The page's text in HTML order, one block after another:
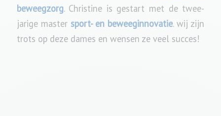
beweegzorg. Christine is gestart met de twee-
jarige master sport- en beweeginnovatie. wij zijn
trots op deze dames en wensen ze veel succes!